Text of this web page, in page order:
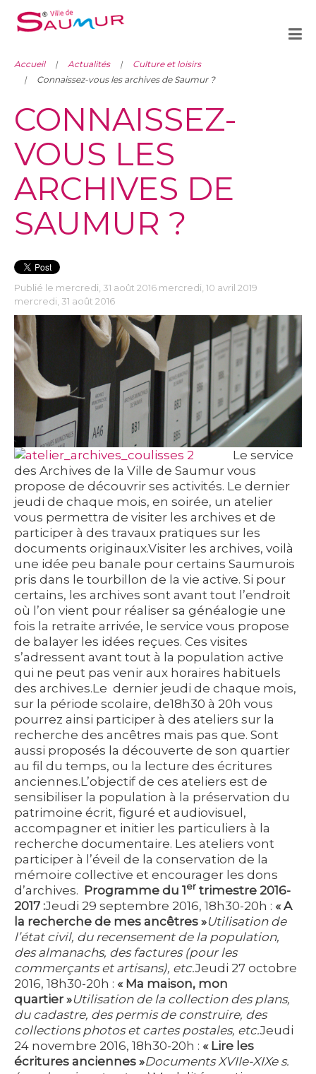
Accueil Actualités
Culture et loisirs
Connaissez-vous les archives de Saumur ?
CONNAISSEZ-
VOUS LES
ARCHIVES DE
SAUMUR ?
Publié le mercredi, 31 août 2016 mercredi, 10 avril 2019
mercredi, 31 août 2016
Le service
des Archives de la Ville de Saumur vous
propose de découvrir ses activités. Le dernier
jeudi de chaque mois, en soirée, un atelier
vous permettra de visiter les archives et de
participer à des travaux pratiques sur les
documents originaux.Visiter les archives, voilà
une idée peu banale pour certains Saumurois
pris dans le tourbillon de la vie active. Si pour
certains, les archives sont avant tout l’endroit
où l’on vient pour réaliser sa généalogie une
fois la retraite arrivée, le service vous propose
de balayer les idées reçues. Ces visites
s’adressent avant tout à la population active
qui ne peut pas venir aux horaires habituels
des archives.Le dernier jeudi de chaque mois,
sur la période scolaire, de18h30 à 20h vous
pourrez ainsi participer à des ateliers sur la
recherche des ancêtres mais pas que. Sont
aussi proposés la découverte de son quartier
au fil du temps, ou la lecture des écritures
anciennes.L’objectif de ces ateliers est de
sensibiliser la population à la préservation du
patrimoine écrit, figuré et audiovisuel,
accompagner et initier les particuliers à la
recherche documentaire. Les ateliers vont
participer à l’éveil de la conservation de la
mémoire collective et encourager les dons
d’archives. Programme du 1er trimestre 2016-
2017 :Jeudi 29 septembre 2016, 18h30-20h : « A
la recherche de mes ancêtres »Utilisation de
l’état civil, du recensement de la population,
des almanachs, des factures (pour les
commerçants et artisans), etc.Jeudi 27 octobre
2016, 18h30-20h : « Ma maison, mon
quartier »Utilisation de la collection des plans,
du cadastre, des permis de construire, des
collections photos et cartes postales, etc.Jeudi
24 novembre 2016, 18h30-20h : « Lire les
écritures anciennes »Documents XVIIe-XIXe s.